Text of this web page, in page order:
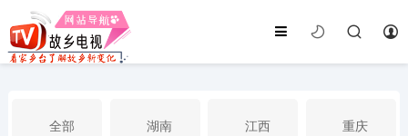
全部 湖南 江西 重庆